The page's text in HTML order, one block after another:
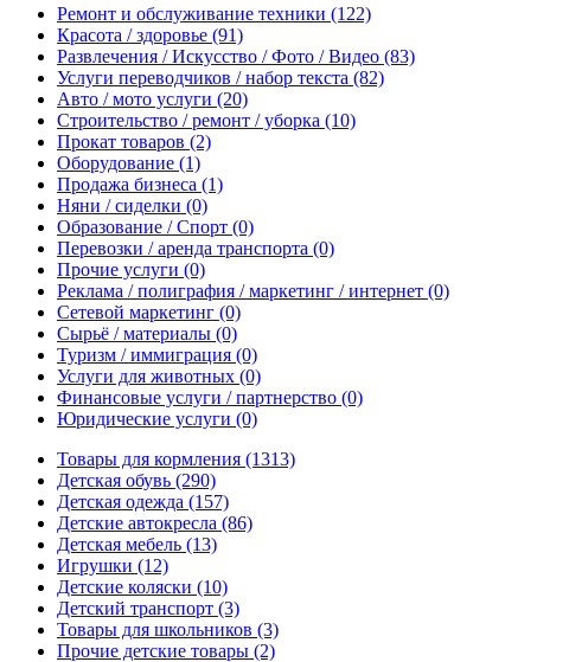
Ремонт и обслуживание техники (122)
Красота / здоровье (91)
Развлечения / Искусство / Фото / Видео (83)
Услуги переводчиков / набор текста (82)
Авто / мото услуги (20)
Строительство / ремонт / уборка (10)
Прокат товаров (2)
Оборудование (1)
Продажа бизнеса (1)
Няни / сиделки (0)
Образование / Спорт (0)
Перевозки / аренда транспорта (0)
Прочие услуги (0)
Реклама / полиграфия / маркетинг / интернет (0)
Сетевой маркетинг (0)
Сырьё / материалы (0)
Туризм / иммиграция (0)
Услуги для животных (0)
Финансовые услуги / партнерство (0)
Юридические услуги (0)
Товары для кормления (1313)
Детская обувь (290)
Детская одежда (157)
Детские автокресла (86)
Детская мебель (13)
Игрушки (12)
Детские коляски (10)
Детский транспорт (3)
Товары для школьников (3)
Прочие детские товары (2)